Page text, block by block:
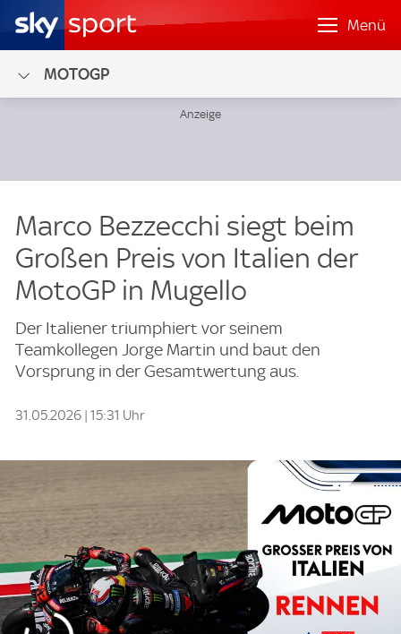
Menü
MOTOGP
Marco Bezzecchi siegt beim
Großen Preis von Italien der
MotoGP in Mugello
Der Italiener triumphiert vor seinem
Teamkollegen Jorge Martin und baut den
Vorsprung in der Gesamtwertung aus.
31.05.2026 | 15:31 Uhr